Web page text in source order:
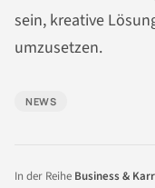
sein, kreative
umzusetzen.
NEWS
In der Reihe Business &